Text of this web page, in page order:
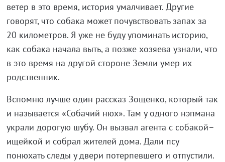
ветер в это время, история умалчивает. Другие
говорят, что собака может почувствовать запах за
20 километров. Я уже не буду упоминать историю,
как собака начала выть, а позже хозяева узнали, что
в это время на другой стороне Земли умер их
родственник.
Вспомню лучше один рассказ Зощенко, который так
и называется «Собачий нюх». Там у одного нэпмана
украли дорогую шубу. Он вызвал агента с собакой–
ищейкой и собрал жителей дома. Дали псу
понюхать следы у двери потерпевшего и отпустили.